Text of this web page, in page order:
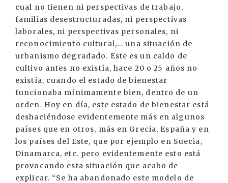
cual no tienen ni perspectivas de trabajo,
familias desestructuradas, ni perspectivas
laborales, ni perspectivas personales, ni
reconocimiento cultural,... una situación de
urbanismo degradado. Este es un caldo de
cultivo antes no existía, hace 20 o 25 años no
existía, cuando el estado de bienestar
funcionaba mínimamente bien, dentro de un
orden. Hoy en día, este estado de bienestar está
deshaciéndose evidentemente más en algunos
países que en otros, más en Grecia, España y en
los países del Este, que por ejemplo en Suecia,
Dinamarca, etc. pero evidentemente esto está
provocando esta situación que acabo de
explicar. “Se ha abandonado este modelo de